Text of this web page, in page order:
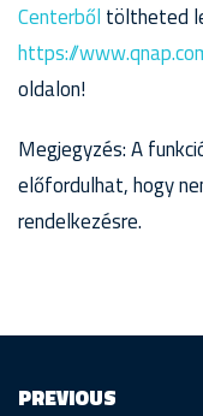
Centerből töltheted
https://
oldalon!
Megjegyzés: A
előfordulhat, hogy
rendelkezésre.
PREVIOUS